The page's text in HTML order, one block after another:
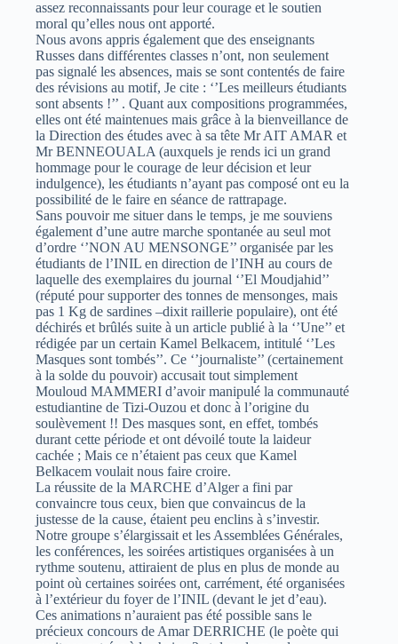
assez reconnaissants pour leur courage et le soutien
moral qu’elles nous ont apporté.
Nous avons appris également que des enseignants
Russes dans différentes classes n’ont, non seulement
pas signalé les absences, mais se sont contentés de faire
des révisions au motif, Je cite : ‘’Les meilleurs étudiants
sont absents !’’ . Quant aux compositions programmées,
elles ont été maintenues mais grâce à la bienveillance de
la Direction des études avec à sa tête Mr AIT AMAR et
Mr BENNEOUALA (auxquels je rends ici un grand
hommage pour le courage de leur décision et leur
indulgence), les étudiants n’ayant pas composé ont eu la
possibilité de le faire en séance de rattrapage.
Sans pouvoir me situer dans le temps, je me souviens
également d’une autre marche spontanée au seul mot
d’ordre ‘’NON AU MENSONGE’’ organisée par les
étudiants de l’INIL en direction de l’INH au cours de
laquelle des exemplaires du journal ‘’El Moudjahid’’
(réputé pour supporter des tonnes de mensonges, mais
pas 1 Kg de sardines –dixit raillerie populaire), ont été
déchirés et brûlés suite à un article publié à la ‘’Une’’ et
rédigée par un certain Kamel Belkacem, intitulé ‘’Les
Masques sont tombés’’. Ce ‘’journaliste’’ (certainement
à la solde du pouvoir) accusait tout simplement
Mouloud MAMMERI d’avoir manipulé la communauté
estudiantine de Tizi-Ouzou et donc à l’origine du
soulèvement !! Des masques sont, en effet, tombés
durant cette période et ont dévoilé toute la laideur
cachée ; Mais ce n’étaient pas ceux que Kamel
Belkacem voulait nous faire croire.
La réussite de la MARCHE d’Alger a fini par
convaincre tous ceux, bien que convaincus de la
justesse de la cause, étaient peu enclins à s’investir.
Notre groupe s’élargissait et les Assemblées Générales,
les conférences, les soirées artistiques organisées à un
rythme soutenu, attiraient de plus en plus de monde au
point où certaines soirées ont, carrément, été organisées
à l’extérieur du foyer de l’INIL (devant le jet d’eau).
Ces animations n’auraient pas été possible sans le
précieux concours de Amar DERRICHE (le poète qui